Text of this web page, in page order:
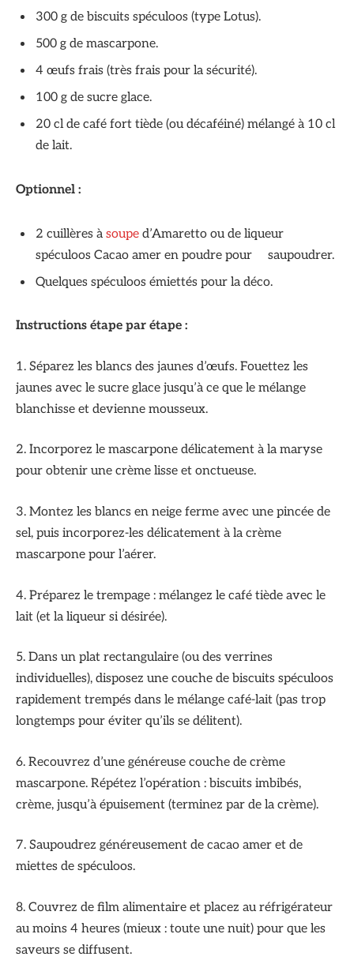
300 g de biscuits spéculoos (type Lotus).
500 g de mascarpone.
4 œufs frais (très frais pour la sécurité).
100 g de sucre glace.
20 cl de café fort tiède (ou décaféiné) mélangé à 10 cl
de lait.
Optionnel :
2 cuillères à soupe d’Amaretto ou de liqueur
spéculoos Cacao amer en poudre pour saupoudrer.
Quelques spéculoos émiettés pour la déco.
Instructions étape par étape :
1. Séparez les blancs des jaunes d’œufs. Fouettez les
jaunes avec le sucre glace jusqu’à ce que le mélange
blanchisse et devienne mousseux.
2. Incorporez le mascarpone délicatement à la maryse
pour obtenir une crème lisse et onctueuse.
3. Montez les blancs en neige ferme avec une pincée de
sel, puis incorporez-les délicatement à la crème
mascarpone pour l’aérer.
4. Préparez le trempage : mélangez le café tiède avec le
lait (et la liqueur si désirée).
5. Dans un plat rectangulaire (ou des verrines
individuelles), disposez une couche de biscuits spéculoos
rapidement trempés dans le mélange café-lait (pas trop
longtemps pour éviter qu’ils se délitent).
6. Recouvrez d’une généreuse couche de crème
mascarpone. Répétez l’opération : biscuits imbibés,
crème, jusqu’à épuisement (terminez par de la crème).
7. Saupoudrez généreusement de cacao amer et de
miettes de spéculoos.
8. Couvrez de film alimentaire et placez au réfrigérateur
au moins 4 heures (mieux : toute une nuit) pour que les
saveurs se diffusent.